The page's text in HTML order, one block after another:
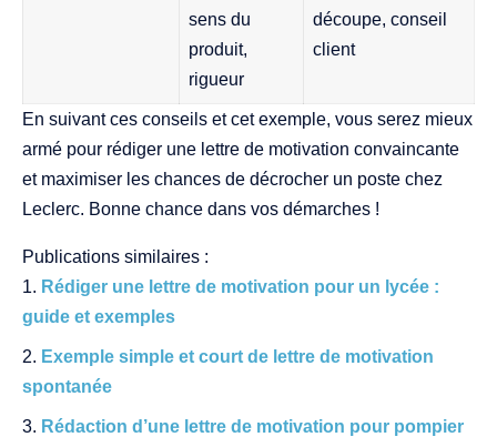
sens du
produit,
rigueur
découpe, conseil
client
En suivant ces conseils et cet exemple, vous serez mieux
armé pour rédiger une lettre de motivation convaincante
et maximiser les chances de décrocher un poste chez
Leclerc. Bonne chance dans vos démarches !
Publications similaires :
Rédiger une lettre de motivation pour un lycée :
guide et exemples
Exemple simple et court de lettre de motivation
spontanée
Rédaction d’une lettre de motivation pour pompier